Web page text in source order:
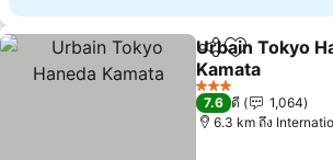
แชร์ เพิ่มในรายก
Urbain Tokyo
Kamata
3 ดาว
7.6 ดี
1,064
6.3 km ถึง